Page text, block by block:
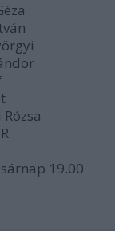
19.00